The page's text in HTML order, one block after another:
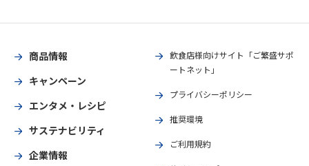
商品情報
キャンペーン
エンタメ・レシピ
サステナビリティ
企業情報
飲食店様向けサイト「ご繁盛サポ
ートネット」
プライバシーポリシー
推奨環境
ご利用規約